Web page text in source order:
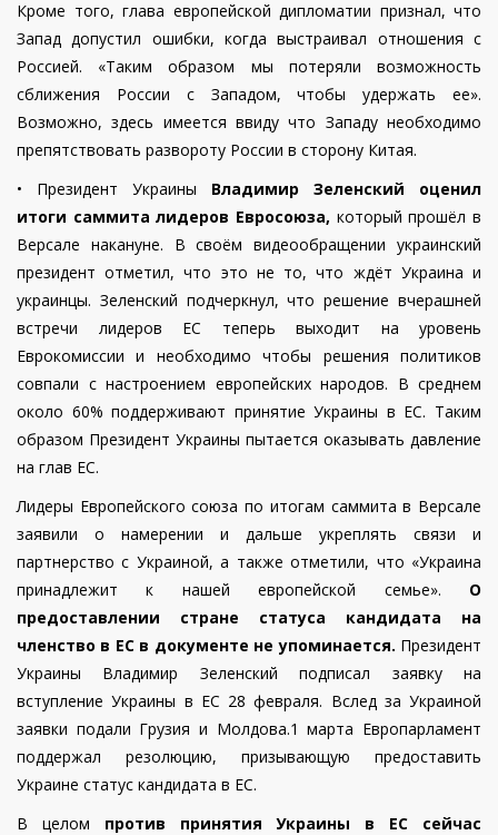
Кроме того, глава европейской дипломатии признал, что
Запад допустил ошибки, когда выстраивал отношения с
Россией. «Таким образом мы потеряли возможность
сближения России с Западом, чтобы удержать ее».
Возможно, здесь имеется ввиду что Западу необходимо
препятствовать развороту России в сторону Китая.
• Президент Украины Владимир Зеленский оценил
итоги саммита лидеров Евросоюза, который прошёл в
Версале накануне. В своём видеообращении украинский
президент отметил, что это не то, что ждёт Украина и
украинцы. Зеленский подчеркнул, что решение вчерашней
встречи лидеров ЕС теперь выходит на уровень
Еврокомиссии и необходимо чтобы решения политиков
совпали с настроением европейских народов. В среднем
около 60% поддерживают принятие Украины в ЕС. Таким
образом Президент Украины пытается оказывать давление
на глав ЕС.
Лидеры Европейского союза по итогам саммита в Версале
заявили о намерении и дальше укреплять связи и
партнерство с Украиной, а также отметили, что «Украина
принадлежит к нашей европейской семье». О
предоставлении стране статуса кандидата на
членство в ЕС в документе не упоминается. Президент
Украины Владимир Зеленский подписал заявку на
вступление Украины в ЕС 28 февраля. Вслед за Украиной
заявки подали Грузия и Молдова.1 марта Европарламент
поддержал резолюцию, призывающую предоставить
Украине статус кандидата в ЕС.
В целом против принятия Украины в ЕС сейчас